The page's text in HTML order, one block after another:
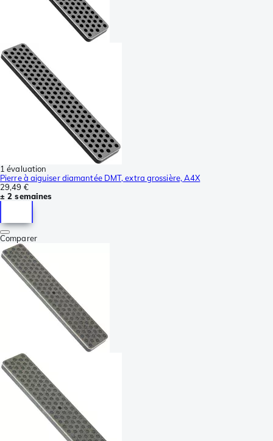
1 évaluation
Pierre à aiguiser diamantée DMT, extra grossière, A4X
29,49 €
± 2 semaines
Comparer